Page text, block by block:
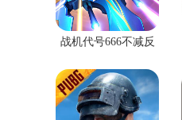
战机代号666不减反